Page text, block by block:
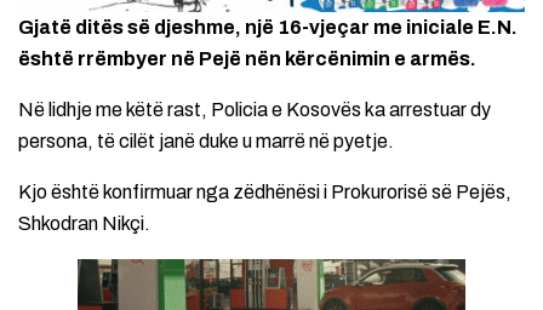
Gjatë ditës së djeshme, një 16-vjeçar me iniciale E.N.
është rrëmbyer në Pejë nën kërcënimin e armës.
Në lidhje me këtë rast, Policia e Kosovës ka arrestuar dy
persona, të cilët janë duke u marrë në pyetje.
Kjo është konfirmuar nga zëdhënësi i Prokurorisë së Pejës,
Shkodran Nikçi.